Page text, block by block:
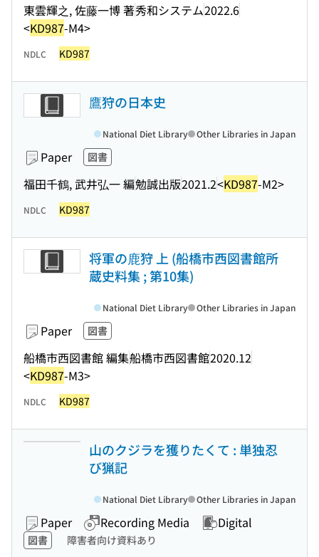
東雲輝之, 佐藤一博 著秀和システム2022.6
<KD987-M4>
NDLC KD987
鷹狩の日本史
Paper 図書
福田千鶴, 武井弘一 編勉誠出版2021.2<KD987-M2>
National Diet Library Other Libraries in Japan
NDLC KD987
将軍の鹿狩 上 (船橋市西図書館所
蔵史料集 ; 第10集)
Paper 図書
船橋市西図書館 編集船橋市西図書館2020.12
<KD987-M3>
National Diet Library Other Libraries in Japan
NDLC KD987
山のクジラを獲りたくて : 単独忍
び猟記
Paper Recording Media Digital
図書 障害者向け資料あり
National Diet Library Other Libraries in Japan